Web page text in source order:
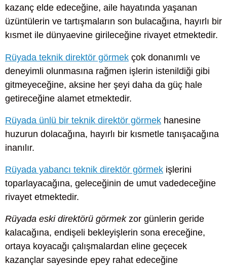
kazanç elde edeceğine, aile hayatında yaşanan
üzüntülerin ve tartışmaların son bulacağına, hayırlı bir
kısmet ile dünyaevine girileceğine rivayet etmektedir.
Rüyada teknik direktör görmek çok donanımlı ve
deneyimli olunmasına rağmen işlerin istenildiği gibi
gitmeyeceğine, aksine her şeyi daha da güç hale
getireceğine alamet etmektedir.
Rüyada ünlü bir teknik direktör görmek hanesine
huzurun dolacağına, hayırlı bir kısmetle tanışacağına
inanılır.
Rüyada yabancı teknik direktör görmek işlerini
toparlayacağına, geleceğinin de umut vadedeceğine
rivayet etmektedir.
Rüyada eski direktörü görmekzor günlerin geride
kalacağına, endişeli bekleyişlerin sona ereceğine,
ortaya koyacağı çalışmalardan eline geçecek
kazançlar sayesinde epey rahat edeceğine